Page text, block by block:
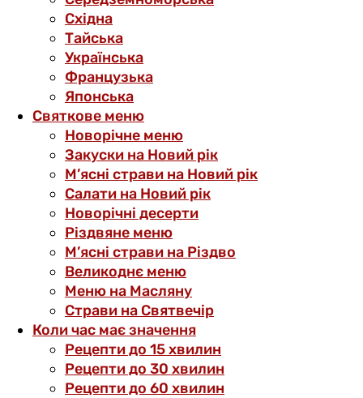
Східна
Тайська
Українська
Французька
Японська
Святкове меню
Новорічне меню
Закуски на Новий рік
М’ясні страви на Новий рік
Салати на Новий рік
Новорічні десерти
Різдвяне меню
М’ясні страви на Різдво
Великоднє меню
Меню на Масляну
Страви на Святвечір
Коли час має значення
Рецепти до 15 хвилин
Рецепти до 30 хвилин
Рецепти до 60 хвилин